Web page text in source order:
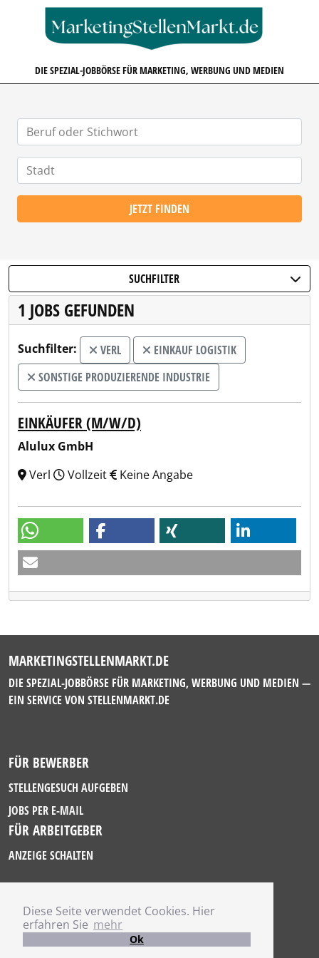
Diese Seite verwendet Cookies. Hier
erfahren Sie mehr
Ok
DIE SPEZIAL-JOBBÖRSE FÜR MARKETING, WERBUNG UND MEDIEN
JETZT FINDEN
SUCHFILTER
1 JOBS GEFUNDEN
Suchfilter: VERL
EINKAUF LOGISTIK
SONSTIGE PRODUZIERENDE INDUSTRIE
EINKÄUFER (M/W/D)
Alulux GmbH
Verl
Vollzeit Keine Angabe
MARKETINGSTELLENMARKT.DE
DIE SPEZIAL-JOBBÖRSE FÜR MARKETING, WERBUNG UND MEDIEN —
EIN SERVICE VON STELLENMARKT.DE
FÜR BEWERBER
STELLENGESUCH AUFGEBEN
JOBS PER E-MAIL
FÜR ARBEITGEBER
ANZEIGE SCHALTEN
IMPRESSUM
DATENSCHUTZ